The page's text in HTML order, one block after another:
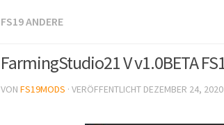
FS19 ANDERE
FarmingStudio21 V v1.0BETA
VON FS19MODS · VERÖFFENTLICHT DEZEMBER 24, 2020